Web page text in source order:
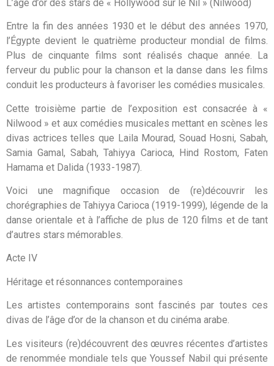
L’âge d’or des stars de « Hollywood sur le Nil » (Nilwood)
Entre la fin des années 1930 et le début des années 1970,
l’Égypte devient le quatrième producteur mondial de films.
Plus de cinquante films sont réalisés chaque année. La
ferveur du public pour la chanson et la danse dans les films
conduit les producteurs à favoriser les comédies musicales.
Cette troisième partie de l’exposition est consacrée à «
Nilwood » et aux comédies musicales mettant en scènes les
divas actrices telles que Laila Mourad, Souad Hosni, Sabah,
Samia Gamal, Sabah, Tahiyya Carioca, Hind Rostom, Faten
Hamama et Dalida (1933-1987).
Voici une magnifique occasion de (re)découvrir les
chorégraphies de Tahiyya Carioca (1919-1999), légende de la
danse orientale et à l’affiche de plus de 120 films et de tant
d’autres stars mémorables.
Acte IV
Héritage et résonnances contemporaines
Les artistes contemporains sont fascinés par toutes ces
divas de l’âge d’or de la chanson et du cinéma arabe.
Les visiteurs (re)découvrent des œuvres récentes d’artistes
de renommée mondiale tels que Youssef Nabil qui présente